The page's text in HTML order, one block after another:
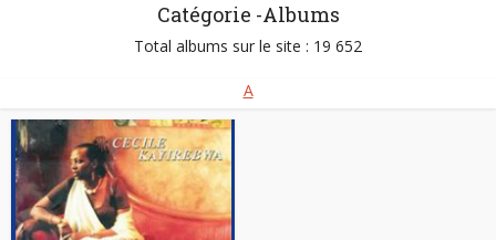
Catégorie -Albums
Total albums sur le site : 19 652
A